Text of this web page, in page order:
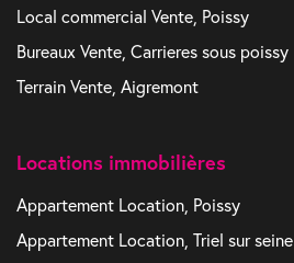
Local commercial Vente, Poissy
Bureaux Vente, Carrieres sous poissy
Terrain Vente, Aigremont
Locations immobilières
Appartement Location, Poissy
Appartement Location, Triel sur seine